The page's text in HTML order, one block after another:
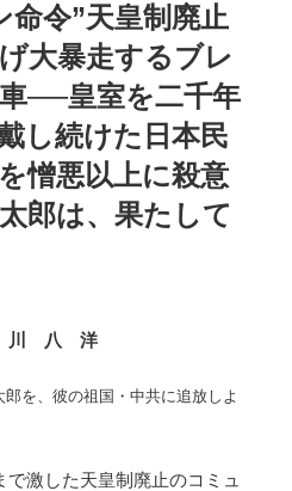
命令”天皇制廃止
大暴走するブレ
──皇室を二千年
し続けた日本民
憎悪以上に殺意
郎は、果たして
川 八 洋
郎を、彼の祖国・中共に追放しよ
激した天皇制廃止のコミュ